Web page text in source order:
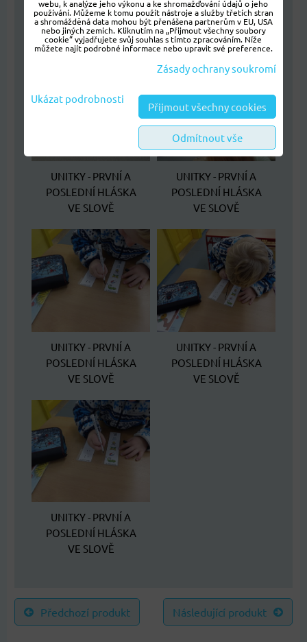
UNITKY - PRVNÍ A
POSLEDNÍ HLÁSKA
VE SLOVĚ
POSLEDNÍ HLÁSKA
VE SLOVĚ
UNITKY - PRVNÍ A
POSLEDNÍ HLÁSKA
VE SLOVĚ
UNITKY - PRVNÍ A
POSLEDNÍ HLÁSKA
VE SLOVĚ
UNITKY - PRVNÍ A
POSLEDNÍ HLÁSKA
VE SLOVĚ
UNITKY - PRVNÍ A
POSLEDNÍ HLÁSKA
VE SLOVĚ
UNITKY - PRVNÍ A
POSLEDNÍ HLÁSKA
VE SLOVĚ
Předchozí produkt Následující produkt
webu, k analýze jeho výkonu a ke shromažďování údajů o jeho
používání. Můžeme k tomu použít nástroje a služby třetích stran
a shromážděná data mohou být přenášena partnerům v EU, USA
nebo jiných zemích. Kliknutím na „Přijmout všechny soubory
cookie“ vyjadřujete svůj souhlas s tímto zpracováním. Níže
můžete najít podrobné informace nebo upravit své preference.
Zásady ochrany soukromí
Ukázat podrobnosti
Přijmout všechny cookies
Odmítnout vše